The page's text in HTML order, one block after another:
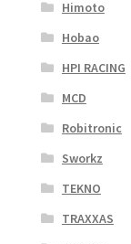
Himoto
Hobao
HPI RACING
MCD
Robitronic
Sworkz
TEKNO
TRAXXAS